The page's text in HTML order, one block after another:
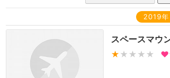
2019年
スペースマウ
★ ★★★★